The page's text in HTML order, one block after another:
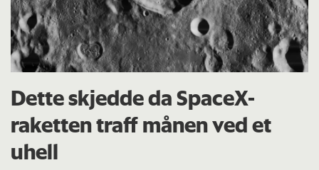
Dette skjedde da SpaceX-
raketten traff månen ved et
uhell